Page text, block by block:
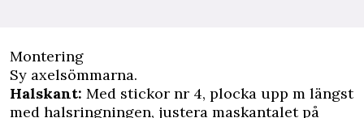
Montering
Sy axelsömmarna.
Halskant: Med stickor nr 4, plocka upp m längst
med halsringningen, justera maskantalet på